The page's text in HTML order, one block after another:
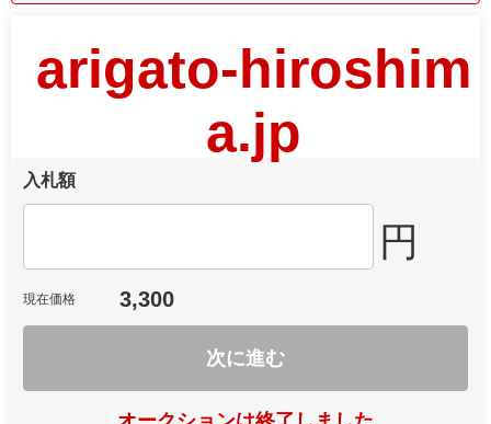
arigato-hiroshim
a.jp
入札額
円
現在価格 3,300
次に進む